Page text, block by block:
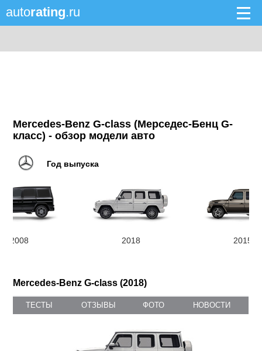
autorating.ru
Mercedes-Benz G-class (Мерседес-Бенц G-
класс) - обзор модели авто
Год выпуска
2008 2018 2015
Mercedes-Benz G-class (2018)
ТЕСТЫ ОТЗЫВЫ ФОТО НОВОСТИ